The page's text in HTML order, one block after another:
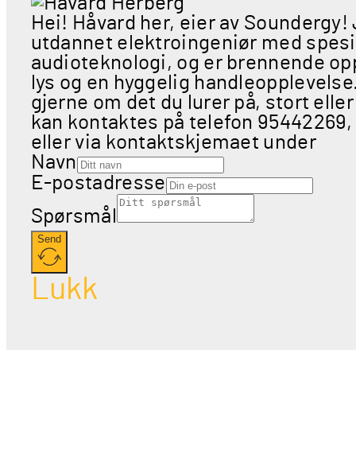
Hei! Håvard her, eier av Soundergy!
utdannet elektroingeniør med
audioteknologi, og er brennende
lys og en hyggelig
gjerne om det du lurer på, stort
kan kontaktes på telefon
eller via kontaktskjemaet under
Navn
E-postadresse
Spørsmål
Send
Lukk